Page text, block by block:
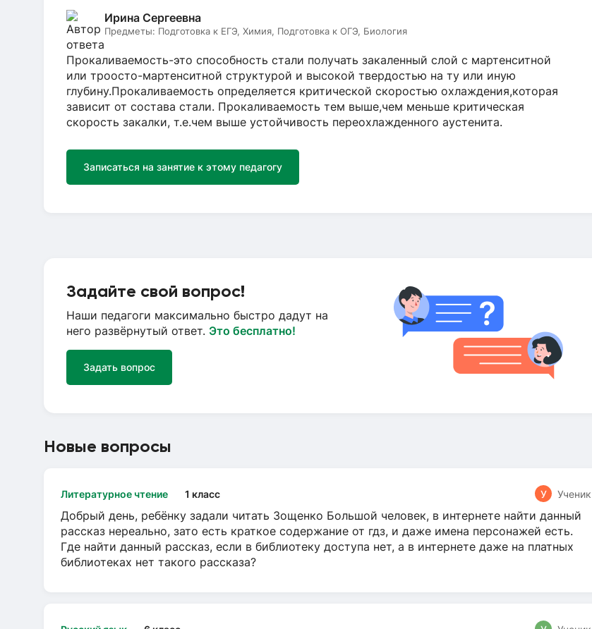
Ирина Сергеевна
Предметы: Подготовка к ЕГЭ, Химия, Подготовка к ОГЭ, Биология
Прокаливаемость-это способность стали получать закаленный слой с мартенситной
или троосто-мартенситной структурой и высокой твердостью на ту или иную
глубину.Прокаливаемость определяется критической скоростью охлаждения,которая
зависит от состава стали. Прокаливаемость тем выше,чем меньше критическая
скорость закалки, т.е.чем выше устойчивость переохлажденного аустенита.
Записаться на занятие к этому педагогу
Задайте свой вопрос!
Наши педагоги максимально быстро дадут на
него развёрнутый ответ. Это бесплатно!
Задать вопрос
Новые вопросы
Литературное чтение 1 класс У Ученик
Добрый день, ребёнку задали читать Зощенко Большой человек, в интернете найти данный
рассказ нереально, зато есть краткое содержание от гдз, и даже имена персонажей есть.
Где найти данный рассказ, если в библиотеку доступа нет, а в интернете даже на платных
библиотеках нет такого рассказа?